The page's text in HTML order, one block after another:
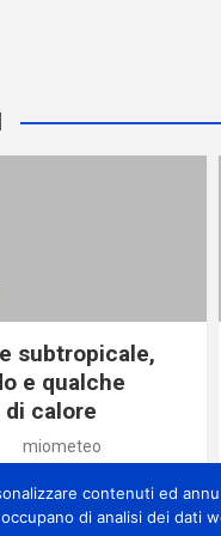
subtropicale,
e qualche
calore
miometeo
contenuti ed
di analisi dei dati